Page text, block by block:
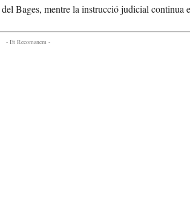
Bages, mentre la instrucció judicial continua
- Et Recomanem -